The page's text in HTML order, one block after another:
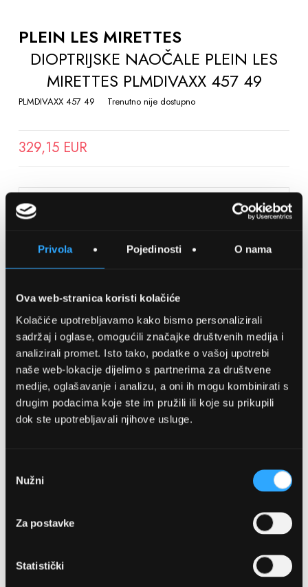
Privola Pojedinosti O nama
Ova web-stranica koristi kolačiće
Kolačiće upotrebljavamo kako bismo personalizirali
sadržaj i oglase, omogućili značajke društvenih medija i
analizirali promet. Isto tako, podatke o vašoj upotrebi
naše web-lokacije dijelimo s partnerima za društvene
medije, oglašavanje i analizu, a oni ih mogu kombinirati s
drugim podacima koje ste im pružili ili koje su prikupili
dok ste upotrebljavali njihove usluge.
pristanka
Nužni
Za postavke
Statistički
THE
BEGINNING
OF
GALLERY
PLEIN LES MIRETTES
DIOPTRIJSKE NAOČALE PLEIN LES
MIRETTES PLMDIVAXX 457 49
PLMDIVAXX 457 49 Trenutno nije dostupno
329,15 EUR
SPREMITE NA LISTU ŽELJA
Detalji
OPTIKA NJEGO, POSLOVNICA 1